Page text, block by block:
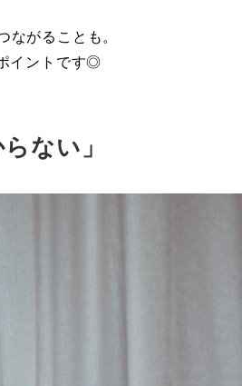
がることも。
イントです◎
ない」